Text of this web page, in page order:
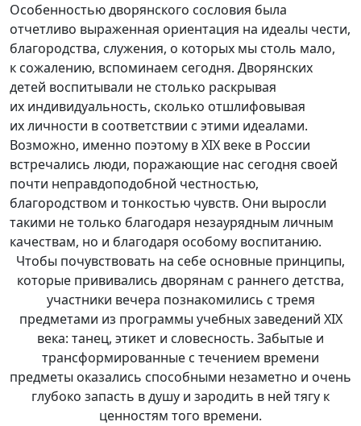
Особенностью дворянского сословия была
отчетливо выраженная ориентация на идеалы чести,
благородства, служения, о которых мы столь мало,
к сожалению, вспоминаем сегодня. Дворянских
детей воспитывали не столько раскрывая
их индивидуальность, сколько отшлифовывая
их личности в соответствии с этими идеалами.
Возможно, именно поэтому в XIX веке в России
встречались люди, поражающие нас сегодня своей
почти неправдоподобной честностью,
благородством и тонкостью чувств. Они выросли
такими не только благодаря незаурядным личным
качествам, но и благодаря особому воспитанию.
Чтобы почувствовать на себе основные принципы,
которые прививались дворянам с раннего детства,
участники вечера познакомились с тремя
предметами из программы учебных заведений XIX
века: танец, этикет и словесность. Забытые и
трансформированные с течением времени
предметы оказались способными незаметно и очень
глубоко запасть в душу и зародить в ней тягу к
ценностям того времени.